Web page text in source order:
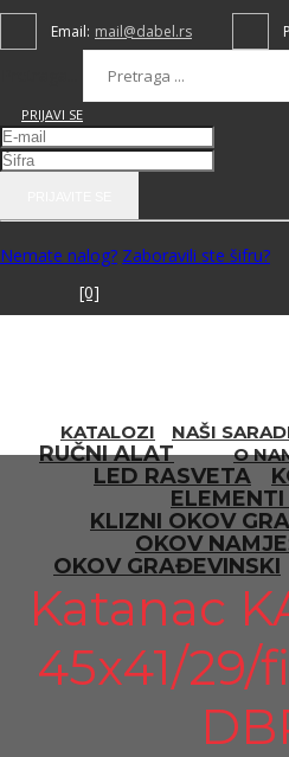
Email: mail@dabel.rs
PRIJAVI SE
Nemate nalog? Zaboravili ste šifru?
[0]
NAŠI
KATALOZI
O
RUČNI ALAT
LED RASVETA
KLIZNI OKOV
OKOV
OKOV GRAĐEVINSKI
Katanac
45x41/29/